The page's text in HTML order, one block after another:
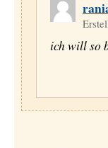
ich will so